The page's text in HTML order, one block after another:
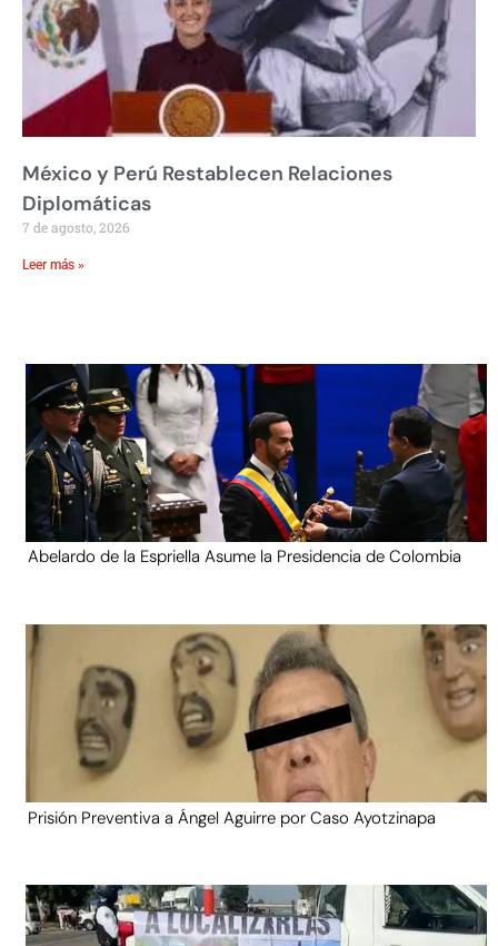
México y Perú Restablecen Relaciones
Diplomáticas
7 de agosto, 2026
Leer más »
Abelardo de la Espriella Asume la Presidencia de Colombia
Prisión Preventiva a Ángel Aguirre por Caso Ayotzinapa